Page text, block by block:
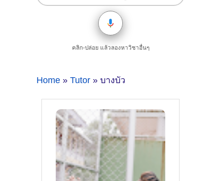
คลิก-ปล่อย แล้วลองหาวิชาอื่นๆ
Home » Tutor » บางบัว